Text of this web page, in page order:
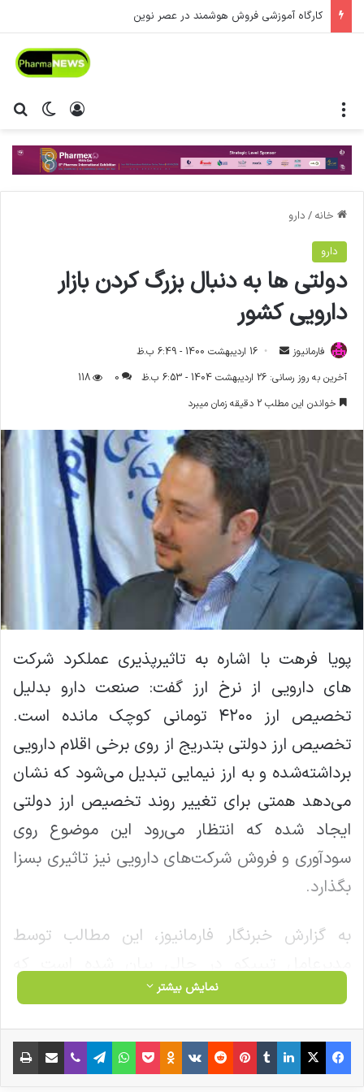
کارگاه آموزشی فروش هوشمند در عصر نوین
تغییر ورود
خانه / دارو
دارو
دولتی ها به دنبال بزرگ کردن بازار
دارویی کشور
فارمانیوز
ا
ل
م
ی
ل
16 اردیبهشت 1400 - 6:49 ب.ظ
آخرین به روز رسانی: 26 اردیبهشت 1404 - 6:53 ب.ظ
0
118
خواندن این مطلب 2 دقیقه زمان میبرد
پویا فرهت با اشاره به تاثیرپذیری عملکرد شرکت
های دارویی از نرخ ارز گفت: صنعت دارو بدلیل
تخصیص ارز ۴۲۰۰ تومانی کوچک مانده است.
تخصیص ارز دولتی بتدریج از روی برخی اقلام دارویی
برداشته‌شده و به ارز نیمایی تبدیل می‌شود که نشان
می‌دهد همتی برای تغییر روند تخصیص ارز دولتی
ایجاد شده که انتظار می‌رود این موضوع روی
سودآوری و فروش شرکت‌های دارویی نیز تاثیری بسزا
بگذارد.
به گزارش خبرنگار فارمانیوز، این مطالب توسط
مدیرعامل تیپیکو در حالی بیان شده است که
سیاست های نظام سلامت در کشور در راستای
های دولتی در این حوزه قبل از سودآوری در
تصمیمات مالی خود باید کمک کننده نظام سلامت
نمایش بیشتر
فیس بوک X لینکدین ‫تامبلر ‫پین‌ترست ‫رددیت ‫VKontakte
‫Odnoklassniki پاکت واتس آپ تلگرام وایبر اشتراک گذاری از طریق ایمیل